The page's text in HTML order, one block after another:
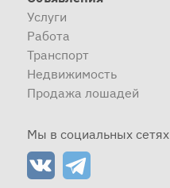
Услуги
Работа
Транспорт
Недвижимость
Продажа лошадей
Мы в социальных сетях